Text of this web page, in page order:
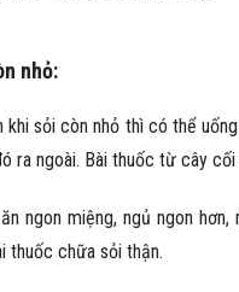
nhỏ:
khi sỏi còn nhỏ thì có thể
ra ngoài. Bài thuốc từ cây
ngon miệng, ngủ ngon
chữa sỏi thận.